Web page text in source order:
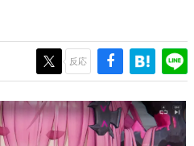
ゲーム市場を担う若きクリエイター達
ルーツと情熱を探っていきます。
を受けた作家さんに取材し、ゲームが
業やカルチャーに与えた影響を探る企
反応